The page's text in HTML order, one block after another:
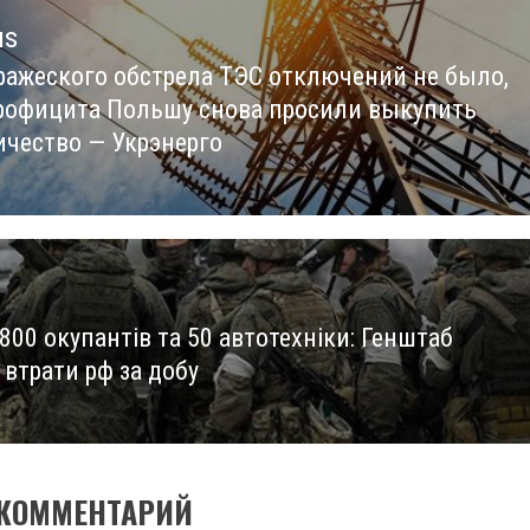
обстрела ТЭС отключений не было,
Польшу снова просили выкупить
— Укрэнерго
окупантів та 50 автотехніки: Генштаб
рф за добу